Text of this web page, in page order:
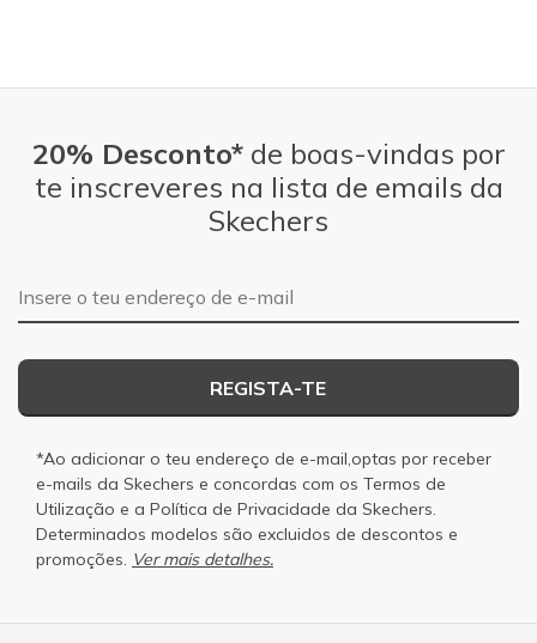
20% Desconto*de boas-vindas por
te inscreveres na lista de emails da
Skechers
Endereço de e-mail
REGISTA-TE
*Ao adicionar o teu endereço de e-mail,optas por receber
e-mails da Skechers e concordas com os Termos de
Utilização e a Política de Privacidade da Skechers.
Determinados modelos são excluidos de descontos e
promoções. Ver mais detalhes.